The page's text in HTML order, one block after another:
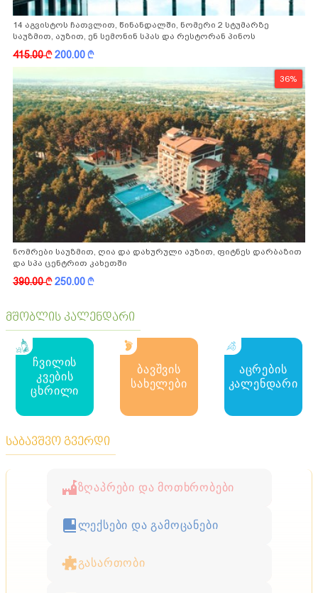
14 აგვისტოს ჩათვლით, წინანდალში, ნომერი 2 სტუმარზე
საუზმით, აუზით, ენ სემონინ სპას და რესტორან პინოს
415.00k200.00k
36%
ნომრები საუზმით, ღია და დახურული აუზით, ფიტნეს დარბაზით
და სპა ცენტრით კახეთში
390.00k250.00k
მშობლის კალენდარი
ჩვილის
კვების
ცხრილი
ბავშვის
სახელები
აცრების
კალენდარი
საბავშვო გვერდი
ზღაპრები და მოთხრობები
ლექსები და გამოცანები
გასართობი